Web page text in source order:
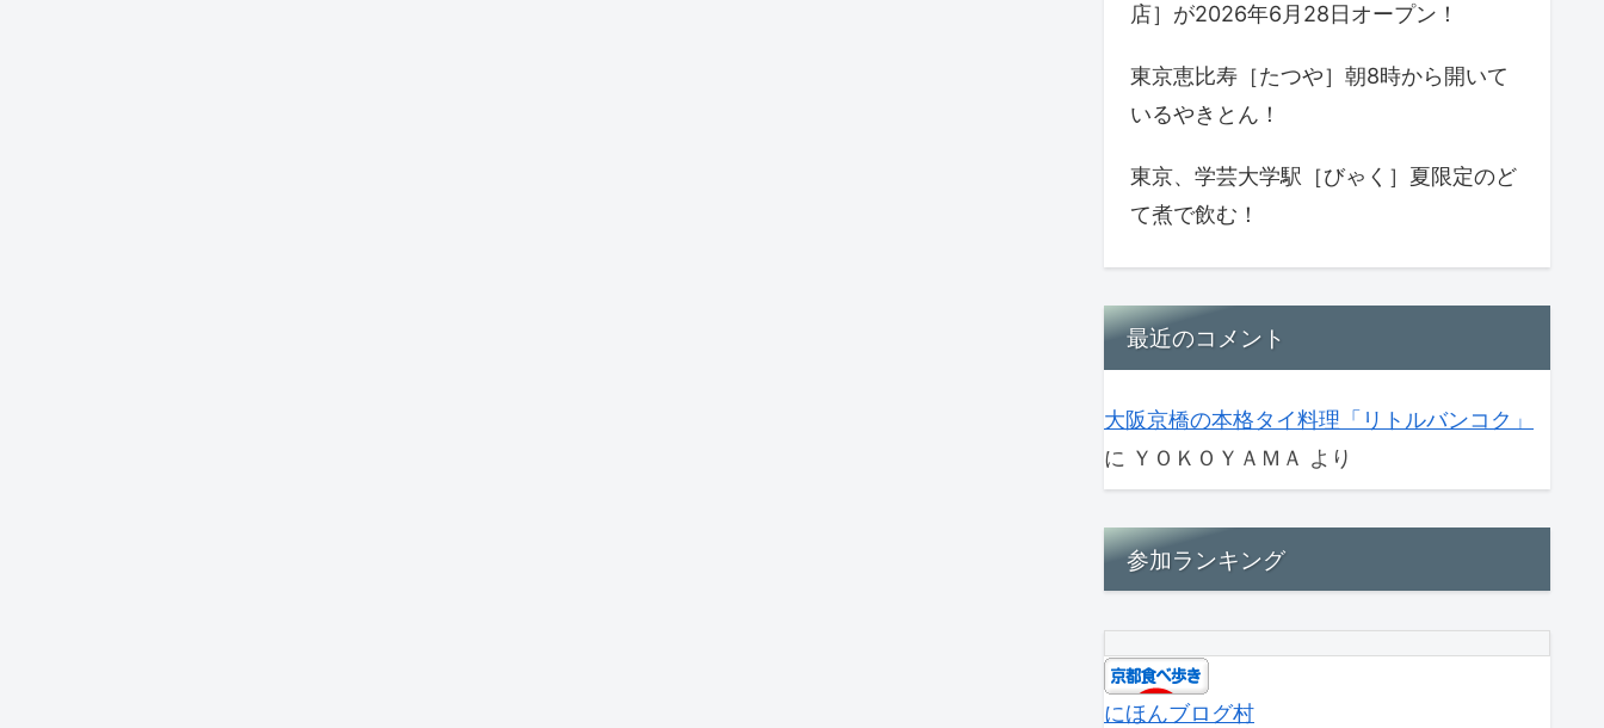
店］が2026年6月28日オープン！
東京恵比寿［たつや］朝8時から開いて
いるやきとん！
東京、学芸大学駅［びゃく］夏限定のど
て煮で飲む！
最近のコメント
大阪京橋の本格タイ料理「リトルバンコク」
に ＹＯＫＯＹＡＭＡ より
参加ランキング
にほんブログ村